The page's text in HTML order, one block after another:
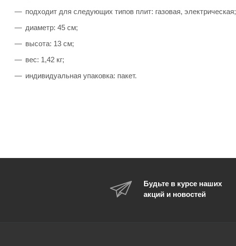
подходит для следующих типов плит: газовая, электрическая;
диаметр: 45 см;
высота: 13 см;
вес: 1,42 кг;
индивидуальная упаковка: пакет.
Будьте в курсе наших
акций и новостей